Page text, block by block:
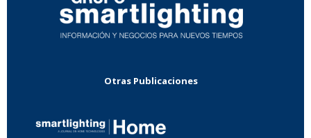
Otras Publicaciones